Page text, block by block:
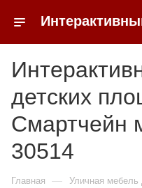
детских
Смартчейн
30514
Главная — Уличная мебель